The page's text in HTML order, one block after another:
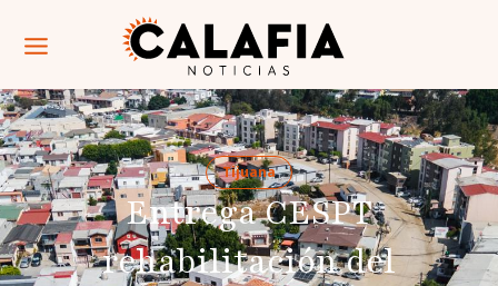
Tijuana
Entrega CESPT
rehabilitación del